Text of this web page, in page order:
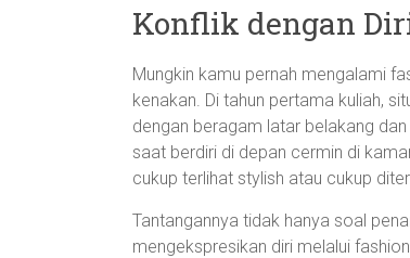
Konflik dengan
Mungkin kamu pernah mengalami
kenakan. Di tahun pertama kuliah,
dengan beragam latar belakang
saat berdiri di depan cermin di
cukup terlihat stylish atau cukup
Tantangannya tidak hanya soal
mengekspresikan diri melalui